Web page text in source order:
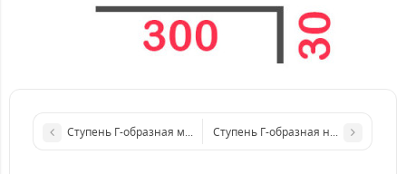
Ступень Г-образная металлическая 1500x4 мм
Ступень Г-образная нержавеющая